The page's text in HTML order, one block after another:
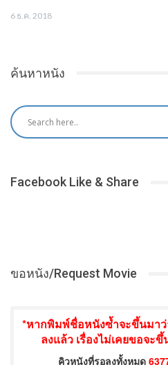
6 ธ.ค. 2018
ค้นหาหนัง
Facebook Like & Share
ขอหนัง/Request Movie